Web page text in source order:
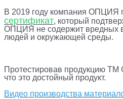
В 2019 году компания ОПЦИЯ
сертификат, который
ОПЦИЯ не содержит вредных
людей и окружающей среды.
Протестировав продукцию
что это достойный продукт.
Видео производства